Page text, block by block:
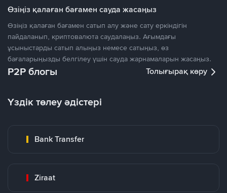
Өзіңіз қалаған бағамен сауда жасаңыз
Өзіңіз қалаған бағамен сатып алу және сату еркіндігін
пайдаланып, криптовалюта саудалаңыз. Ағымдағы
ұсыныстарды сатып алыңыз немесе сатыңыз, өз
бағаларыңызды белгілеу үшін сауда жарнамаларын жасаңыз.
P2P блогы Толығырақ көру
Үздік төлеу әдістері
Bank Transfer
Ziraat